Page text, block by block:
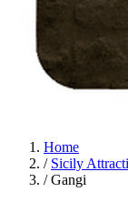
Home
/ Sicily
/ Gangi